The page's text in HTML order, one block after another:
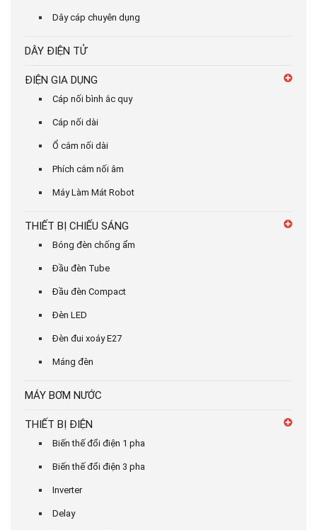
Dây cáp chuyên dụng
DÂY ĐIỆN TỬ
ĐIỆN GIA DỤNG
Cáp nối bình ắc quy
Cáp nối dài
Ổ cắm nối dài
Phích cắm nối âm
Máy Làm Mát Robot
THIẾT BỊ CHIẾU SÁNG
Bóng đèn chống ẩm
Đầu đèn Tube
Đầu đèn Compact
Đèn LED
Đèn đui xoáy E27
Máng đèn
MÁY BƠM NƯỚC
THIẾT BỊ ĐIỆN
Biến thế đổi điện 1 pha
Biến thế đổi điện 3 pha
Inverter
Delay